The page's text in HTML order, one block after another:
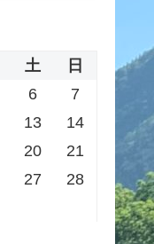
土
日
6
7
13
14
20
21
27
28